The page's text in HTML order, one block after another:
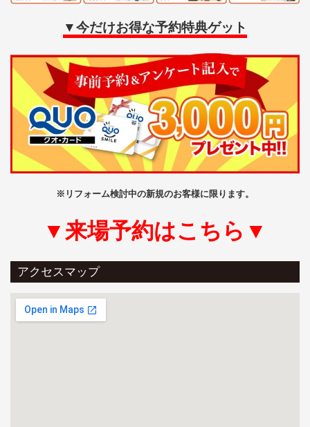
▼今だけお得な予約特典ゲット
※リフォーム検討中の新規のお客様に限ります。
▼来場予約はこちら▼
アクセスマップ